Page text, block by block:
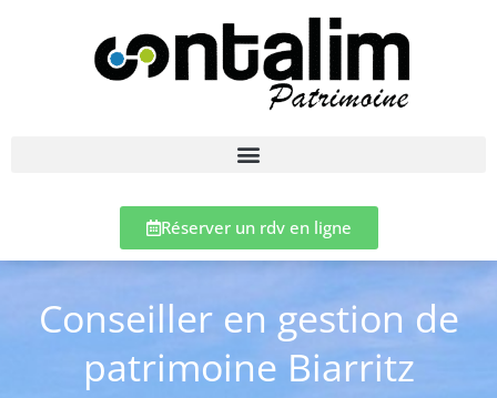
Réserver un rdv en ligne
Conseiller en gestion de
patrimoine Biarritz